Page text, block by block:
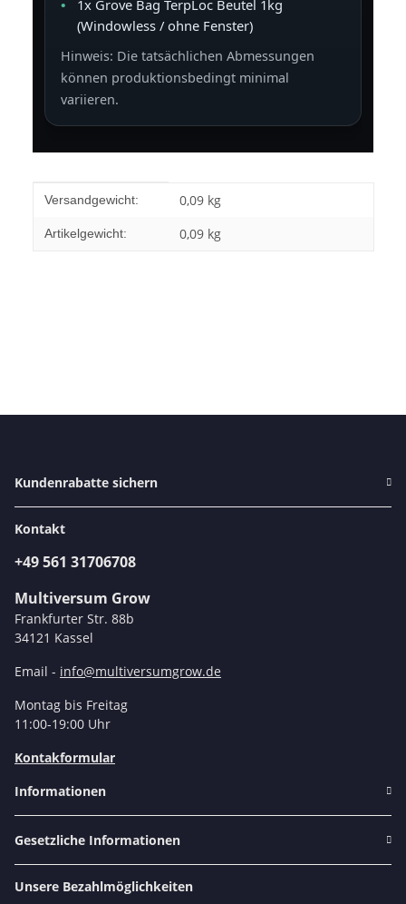
1x Grove Bag TerpLoc Beutel 1kg
(Windowless / ohne Fenster)
Hinweis: Die tatsächlichen Abmessungen
können produktionsbedingt minimal
variieren.
Produkteigenschaft
Wert
Versandgewicht: 0,09 kg
Artikelgewicht: 0,09 kg
Kundenrabatte sichern
Kontakt
+49 561 31706708
Multiversum Grow
Frankfurter Str. 88b
34121 Kassel
Email - info@multiversumgrow.de
Montag bis Freitag
11:00-19:00 Uhr
Kontakformular
Informationen
Gesetzliche Informationen
Unsere Bezahlmöglichkeiten